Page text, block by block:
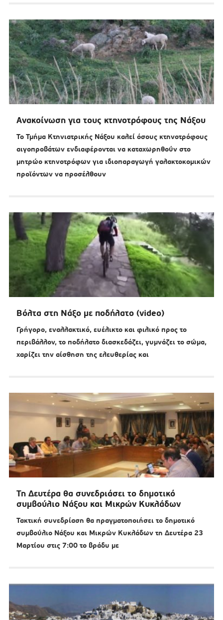
Ανακοίνωση για τους κτηνοτρόφους της Νάξου
Το Τμήμα Κτηνιατρικής Νάξου καλεί όσους κτηνοτρόφους
αιγοπροβάτων ενδιαφέρονται να καταχωρηθούν στο
μητρώο κτηνοτρόφων για ιδιοπαραγωγή γαλακτοκομικών
προϊόντων να προσέλθουν
Βόλτα στη Νάξο με ποδήλατο (video)
Γρήγορο, εναλλακτικό, ευέλικτο και φιλικό προς το
περιβάλλον, το ποδήλατο διασκεδάζει, γυμνάζει το σώμα,
χαρίζει την αίσθηση της ελευθερίας και
Τη Δευτέρα θα συνεδριάσει το δημοτικό
συμβούλιο Νάξου και Μικρών Κυκλάδων
Τακτική συνεδρίαση θα πραγματοποιήσει το δημοτικό
συμβούλιο Νάξου και Μικρών Κυκλάδων τη Δευτέρα 23
Μαρτίου στις 7:00 το βράδυ με